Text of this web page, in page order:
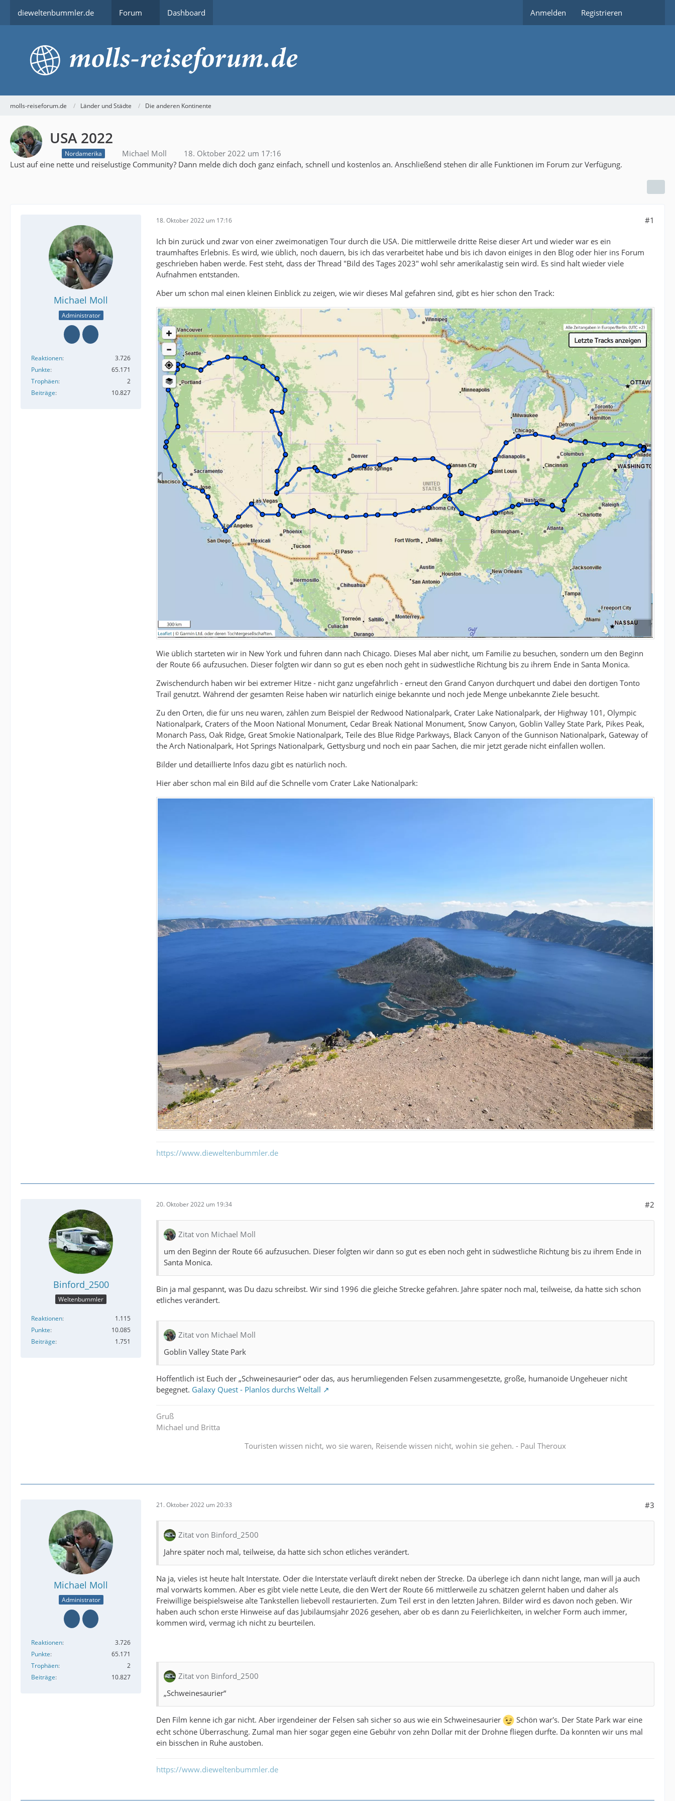
dieweltenbummler.de Forum Dashboard Anmelden Registrieren
molls-reiseforum.de Länder und Städte Die anderen Kontinente
USA 2022
Nordamerika Michael Moll
18. Oktober 2022 um 17:16
Lust auf eine nette und reiselustige Community? Dann melde dich doch ganz einfach, schnell und kostenlos an. Anschließend stehen dir alle Funktionen im Forum zur Verfügung.
Michael Moll
Administrator
Reaktionen
3.726
Punkte
65.171
Trophäen
2
Beiträge
10.827
18. Oktober 2022 um 17:16 #1
Ich bin zurück und zwar von einer zweimonatigen Tour durch die USA. Die mittlerweile dritte Reise dieser Art und wieder war es ein
traumhaftes Erlebnis. Es wird, wie üblich, noch dauern, bis ich das verarbeitet habe und bis ich davon einiges in den Blog oder hier ins Forum
geschrieben haben werde. Fest steht, dass der Thread "Bild des Tages 2023" wohl sehr amerikalastig sein wird. Es sind halt wieder viele
Aufnahmen entstanden.
Aber um schon mal einen kleinen Einblick zu zeigen, wie wir dieses Mal gefahren sind, gibt es hier schon den Track:
Wie üblich starteten wir in New York und fuhren dann nach Chicago. Dieses Mal aber nicht, um Familie zu besuchen, sondern um den Beginn
der Route 66 aufzusuchen. Dieser folgten wir dann so gut es eben noch geht in südwestliche Richtung bis zu ihrem Ende in Santa Monica.
Zwischendurch haben wir bei extremer Hitze - nicht ganz ungefährlich - erneut den Grand Canyon durchquert und dabei den dortigen Tonto
Trail genutzt. Während der gesamten Reise haben wir natürlich einige bekannte und noch jede Menge unbekannte Ziele besucht.
Zu den Orten, die für uns neu waren, zählen zum Beispiel der Redwood Nationalpark, Crater Lake Nationalpark, der Highway 101, Olympic
Nationalpark, Craters of the Moon National Monument, Cedar Break National Monument, Snow Canyon, Goblin Valley State Park, Pikes Peak,
Monarch Pass, Oak Ridge, Great Smokie Nationalpark, Teile des Blue Ridge Parkways, Black Canyon of the Gunnison Nationalpark, Gateway of
the Arch Nationalpark, Hot Springs Nationalpark, Gettysburg und noch ein paar Sachen, die mir jetzt gerade nicht einfallen wollen.
Bilder und detaillierte Infos dazu gibt es natürlich noch.
Hier aber schon mal ein Bild auf die Schnelle vom Crater Lake Nationalpark:
https://www.dieweltenbummler.de
Binford_2500
Weltenbummler
Reaktionen
1.115
Punkte
10.085
Beiträge
1.751
20. Oktober 2022 um 19:34 #2
Zitat von Michael Moll
um den Beginn der Route 66 aufzusuchen. Dieser folgten wir dann so gut es eben noch geht in südwestliche Richtung bis zu ihrem Ende in
Santa Monica.
Bin ja mal gespannt, was Du dazu schreibst. Wir sind 1996 die gleiche Strecke gefahren. Jahre später noch mal, teilweise, da hatte sich schon
etliches verändert.
Zitat von Michael Moll
Goblin Valley State Park
Hoffentlich ist Euch der „Schweinesaurier“ oder das, aus herumliegenden Felsen zusammengesetzte, große, humanoide Ungeheuer nicht
begegnet. Galaxy Quest - Planlos durchs Weltall
Gruß
Michael und Britta
Touristen wissen nicht, wo sie waren, Reisende wissen nicht, wohin sie gehen. - Paul Theroux
Michael Moll
Administrator
Reaktionen
3.726
Punkte
65.171
Trophäen
2
Beiträge
10.827
21. Oktober 2022 um 20:33 #3
Zitat von Binford_2500
Jahre später noch mal, teilweise, da hatte sich schon etliches verändert.
Na ja, vieles ist heute halt Interstate. Oder die Interstate verläuft direkt neben der Strecke. Da überlege ich dann nicht lange, man will ja auch
mal vorwärts kommen. Aber es gibt viele nette Leute, die den Wert der Route 66 mittlerweile zu schätzen gelernt haben und daher als
Freiwillige beispielsweise alte Tankstellen liebevoll restaurierten. Zum Teil erst in den letzten Jahren. Bilder wird es davon noch geben. Wir
haben auch schon erste Hinweise auf das Jubiläumsjahr 2026 gesehen, aber ob es dann zu Feierlichkeiten, in welcher Form auch immer,
kommen wird, vermag ich nicht zu beurteilen.
Zitat von Binford_2500
„Schweinesaurier“
Den Film kenne ich gar nicht. Aber irgendeiner der Felsen sah sicher so aus wie ein Schweinesaurier
Schön war's. Der State Park war eine
echt schöne Überraschung. Zumal man hier sogar gegen eine Gebühr von zehn Dollar mit der Drohne fliegen durfte. Da konnten wir uns mal
ein bisschen in Ruhe austoben.
https://www.dieweltenbummler.de